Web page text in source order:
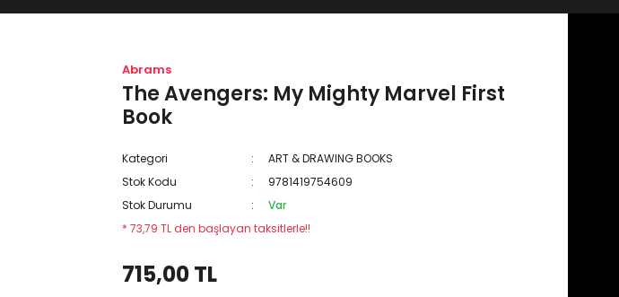
Abrams
The Avengers: My Mighty Marvel First
Book
Kategori
ART & DRAWING BOOKS
Stok Kodu
9781419754609
Stok Durumu
Var
* 73,79 TL den başlayan taksitlerle!!
715,00 TL